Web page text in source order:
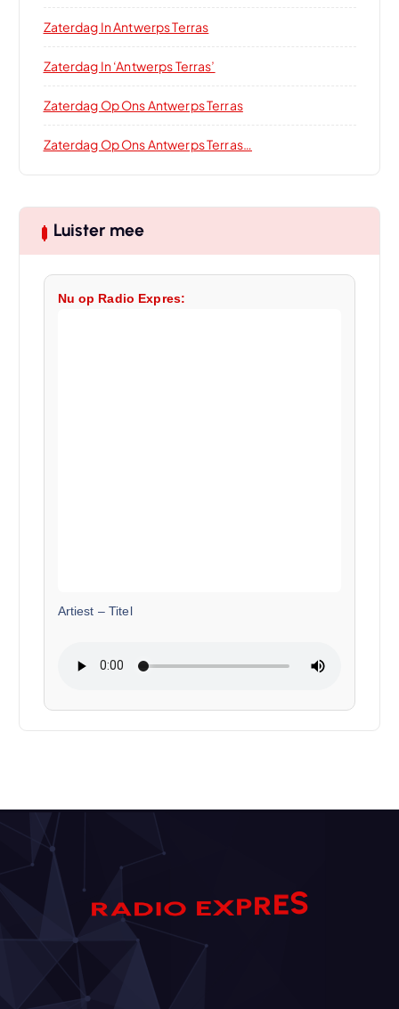
Zaterdag In Antwerps Terras
Zaterdag In ‘Antwerps Terras’
Zaterdag Op Ons Antwerps Terras
Zaterdag Op Ons Antwerps Terras…
Luister mee
Nu op Radio Expres:
Artiest – Titel
RADIO EXPRES